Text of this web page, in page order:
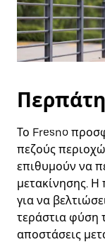
Το Fresno
πεζούς
επιθυμούν να
μετακίνησης. Η
για να
τεράστια φύση
αποστάσεις